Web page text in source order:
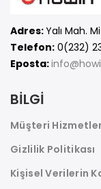
Adres:Yalı Mah.
Telefon: 0(232)
Eposta:
BİLGİ
Müşteri
Gizlilik Politikası
Kişisel Verilerin